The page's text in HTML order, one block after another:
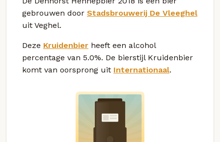
gebrouwen door Stadsbrouwerij De Vleeghel
uit Veghel.
Deze Kruidenbier heeft een alcohol
percentage van 5.0%. De bierstijl Kruidenbier
komt van oorsprong uit Internationaal.